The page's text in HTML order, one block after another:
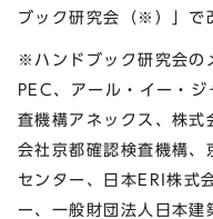
ブック研究会（※）」で
※ハンドブック研究会の
PEC、アール・イー・
査機構アネックス、株
会社京都確認検査機構、
センター、日本ERI株式
ー、一般財団法人日本建